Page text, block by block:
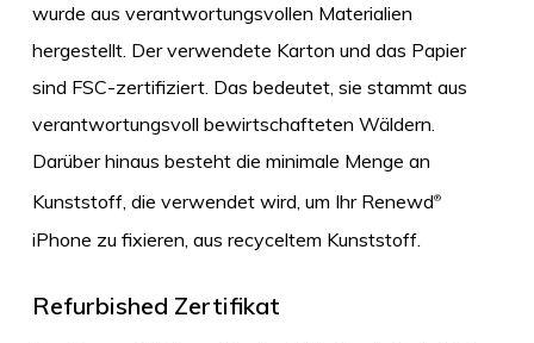
wurde aus verantwortungsvollen Materialien
hergestellt. Der verwendete Karton und das Papier
sind FSC-zertifiziert. Das bedeutet, sie stammt aus
verantwortungsvoll bewirtschafteten Wäldern.
Darüber hinaus besteht die minimale Menge an
Kunststoff, die verwendet wird, um Ihr Renewd®
iPhone zu fixieren, aus recyceltem Kunststoff.
Refurbished Zertifikat